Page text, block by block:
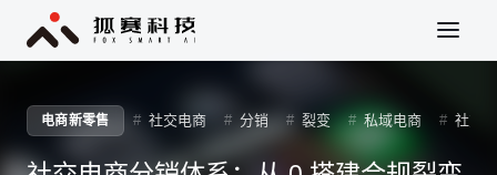
电商新零售 社交电商 分销 裂变 私域电商 社交